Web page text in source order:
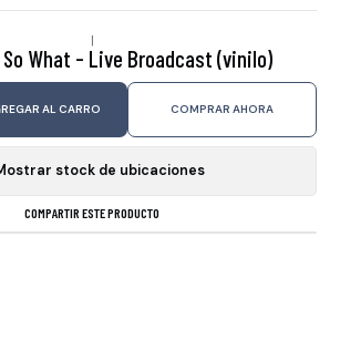
|
What - Live Broadcast (vinilo)
AL CARRO COMPRAR AHORA
stock de ubicaciones
COMPARTIR ESTE PRODUCTO